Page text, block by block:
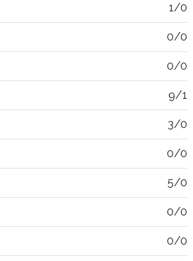
1/0
0/0
0/0
9/1
3/0
0/0
5/0
0/0
0/0